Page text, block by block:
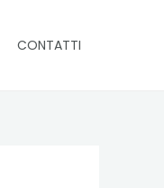
CONTATTI